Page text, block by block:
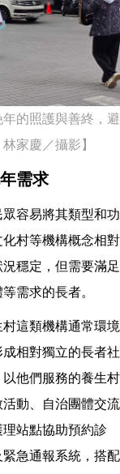
的照護與善終，避
家慶／攝影】
需求
容易將其類型和功
村等機構概念相對
穩定，但需要滿足
需求的長者。
這類機構通常環境
相對獨立的長者社
他們服務的養生村
動、自治團體交流
站點協助預約診
急通報系統，搭配